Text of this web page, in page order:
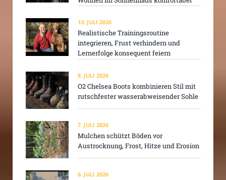
13. JULI 2026
Realistische Trainingsroutine
integrieren, Frust verhindern und
Lernerfolge konsequent feiern
8. JULI 2026
O2 Chelsea Boots kombinieren Stil mit
rutschfester wasserabweisender Sohle
7. JULI 2026
Mulchen schützt Böden vor
Austrocknung, Frost, Hitze und Erosion
6. JULI 2026